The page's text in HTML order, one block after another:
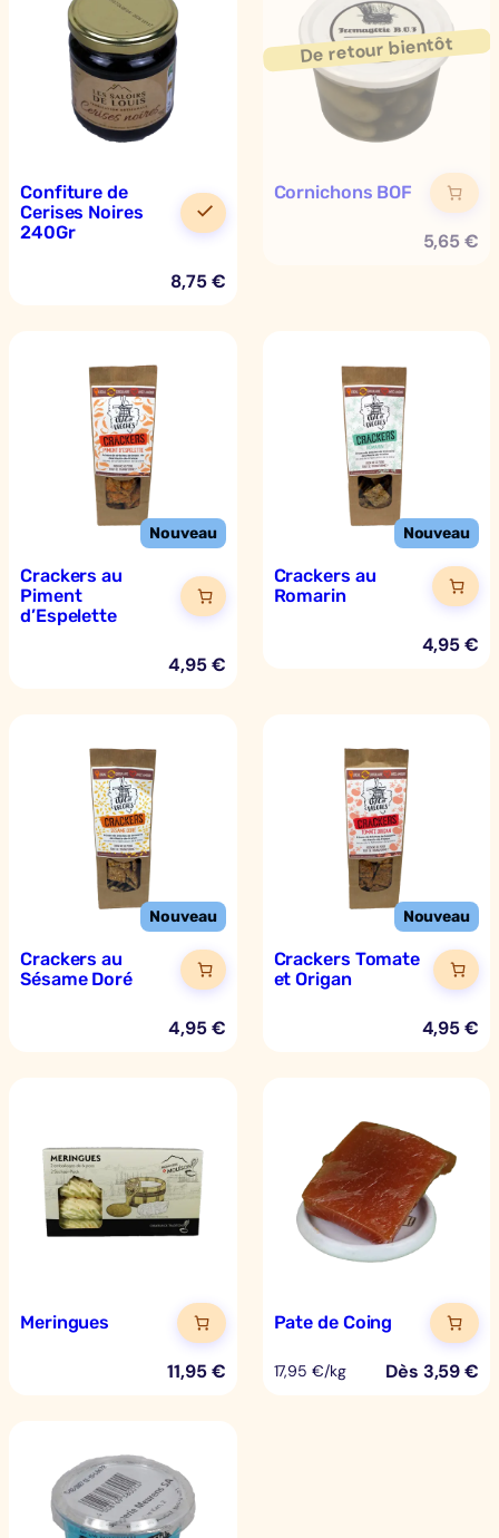
Confiture de
Cerises Noires
240Gr
8,75€
Cornichons BOF
5,65€
Crackers au
Piment
d’Espelette
4,95€
Crackers au
Romarin
4,95€
Crackers au
Sésame Doré
4,95€
Crackers Tomate
et Origan
4,95€
Meringues
11,95€
Pate de Coing
17,95 €/kg Dès 3,59€